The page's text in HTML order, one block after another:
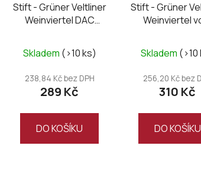
Stift - Grüner Veltliner
Weinviertel DAC
Skladem (>10 ks)
238,84 Kč bez DPH
289 Kč
DO KOŠÍKU
Stift - Grüner
Weinviertel
Skladem (>10
256,20 Kč bez
310 Kč
DO KOŠÍKU